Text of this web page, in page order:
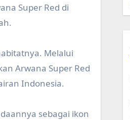
Super Red di
Melalui
Arwana Super Red
Indonesia.
sebagai ikon